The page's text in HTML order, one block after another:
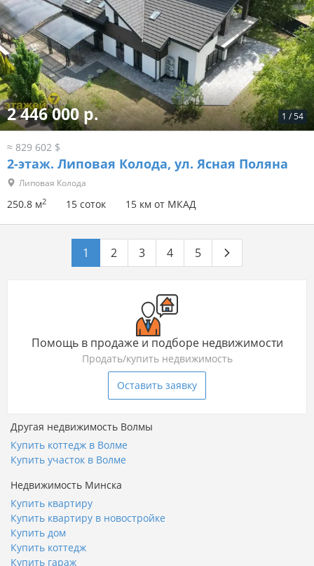
1 /54
2 446 000 р.
≈ 829 602 $
2-этаж. Липовая Колода, ул. Ясная Поляна
Липовая Колода
250.8 м2 15 соток 15 км от МКАД
1 2 3 4 5
Помощь в продаже и подборе недвижимости
Продать/купить недвижимость
Оставить заявку
Другая недвижимость Волмы
Купить коттедж в Волме
Купить участок в Волме
Недвижимость Минска
Купить квартиру
Купить квартиру в новостройке
Купить дом
Купить коттедж
Купить гараж